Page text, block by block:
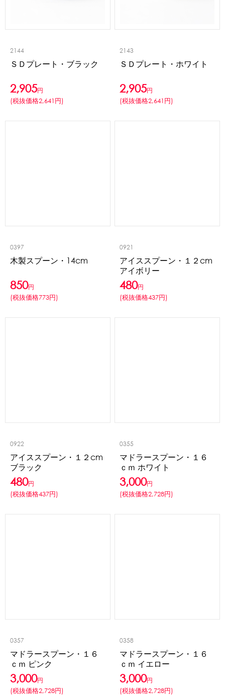
2144
ＳＤプレート・ブラック
2,905円
(税抜価格2,641円)
2143
ＳＤプレート・ホワイト
2,905円
(税抜価格2,641円)
0397
木製スプーン・14cm
850円
(税抜価格773円)
0921
アイススプーン・１２cm
アイボリー
480円
(税抜価格437円)
0922
アイススプーン・１２cm
ブラック
480円
(税抜価格437円)
0355
マドラースプーン・１６
ｃｍ ホワイト
3,000円
(税抜価格2,728円)
0357
マドラースプーン・１６
ｃｍ ピンク
3,000円
(税抜価格2,728円)
0358
マドラースプーン・１６
ｃｍ イエロー
3,000円
(税抜価格2,728円)